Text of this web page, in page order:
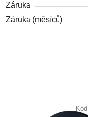
Záruka
Záruka (měsíců)
Kód: